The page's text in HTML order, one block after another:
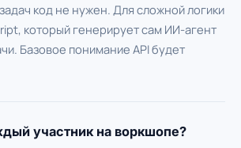
код не нужен. Для сложной логики
который генерирует сам ИИ-агент
Базовое понимание API будет
участник на воркшопе?